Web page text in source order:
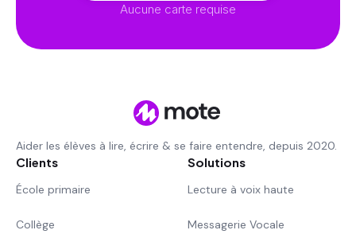
Aucune carte requise
Aider les élèves à lire, écrire & se faire entendre, depuis 2020.
Clients
École primaire
Collège
Solutions
Lecture à voix haute
Messagerie Vocale